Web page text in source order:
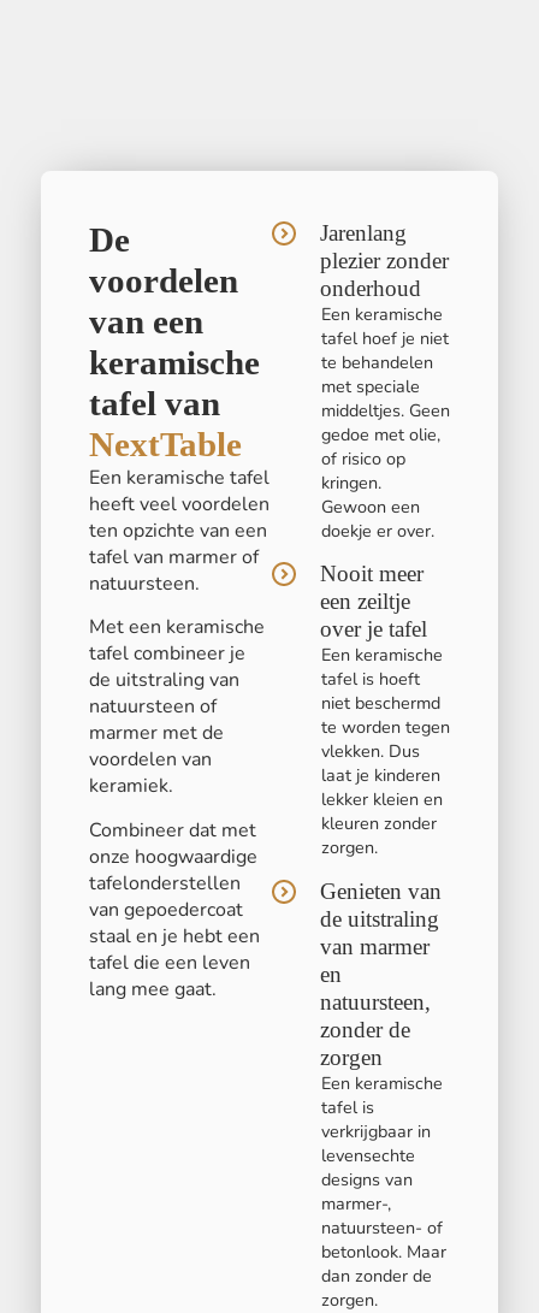
Jarenlang
plezier zonder
onderhoud
Een keramische
tafel hoef je niet
te behandelen
met speciale
middeltjes. Geen
gedoe met olie,
of risico op
kringen.
Gewoon een
doekje er over.
Nooit meer
een zeiltje
over je tafel
Een keramische
tafel is hoeft
niet beschermd
te worden tegen
vlekken. Dus
laat je kinderen
lekker kleien en
kleuren zonder
zorgen.
Genieten van
de uitstraling
van marmer
en
natuursteen,
zonder de
zorgen
Een keramische
tafel is
verkrijgbaar in
levensechte
designs van
marmer-,
natuursteen- of
betonlook. Maar
dan zonder de
zorgen.
Een keramische tafel
heeft veel voordelen
ten opzichte van een
tafel van marmer of
natuursteen.
Met een keramische
tafel combineer je
de uitstraling van
natuursteen of
marmer met de
voordelen van
keramiek.
Combineer dat met
onze hoogwaardige
tafelonderstellen
van gepoedercoat
staal en je hebt een
tafel die een leven
lang mee gaat.
De
voordelen
van een
keramische
tafel van
NextTable